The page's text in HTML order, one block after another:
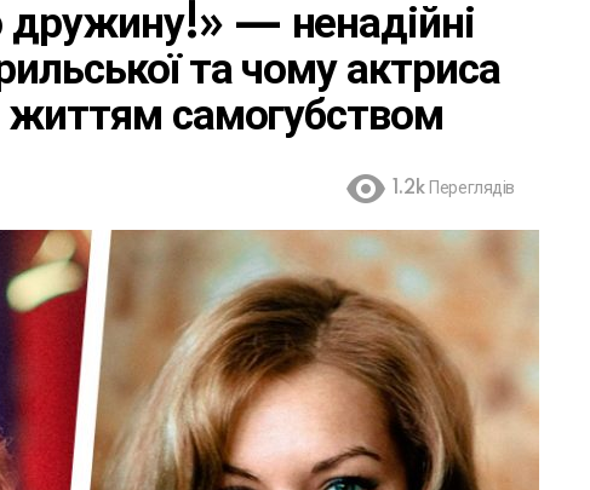
— ненадійні
та чому актриса
життям самогубством
1.2k Переглядів